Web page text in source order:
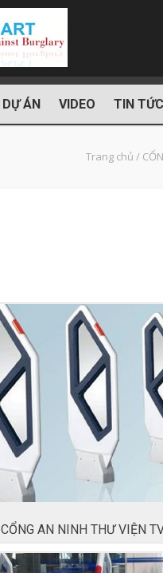
DỰ ÁN VIDEO TIN TỨC
Trang chủ /
CỔNG AN NINH THƯ VIỆN